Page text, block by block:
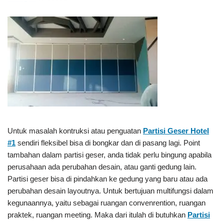
Untuk masalah kontruksi atau penguatan Partisi Geser Hotel
#1 sendiri fleksibel bisa di bongkar dan di pasang lagi. Point
tambahan dalam partisi geser, anda tidak perlu bingung apabila
perusahaan ada perubahan desain, atau ganti gedung lain.
Partisi geser bisa di pindahkan ke gedung yang baru atau ada
perubahan desain layoutnya. Untuk bertujuan multifungsi dalam
kegunaannya, yaitu sebagai ruangan convenrention, ruangan
praktek, ruangan meeting. Maka dari itulah di butuhkan Partisi